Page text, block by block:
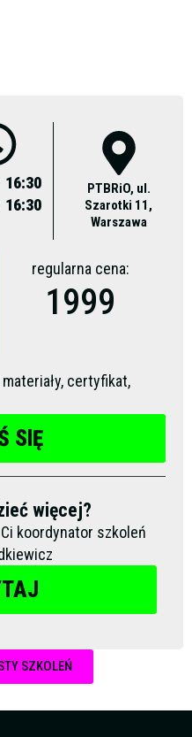
16:30
16:30
PTBRiO, ul.
Szarotki 11,
Warszawa
regularna cena:
1999
certyfikat,
SIĘ
więcej?
koordynator szkoleń
SZKOLEŃ